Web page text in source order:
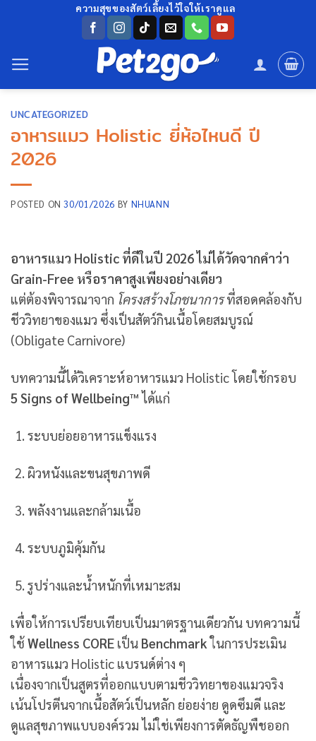
เนื้อหา
ความสุขของสัตว์เลี้ยงไว้ใจให้เราดูแล
UNCATEGORIZED
อาหารแมว Holistic ยี่ห้อไหนดี ปี
2026
POSTED ON30/01/2026 BY NHUANN
อาหารแมว Holistic ที่ดีในปี 2026 ไม่ได้วัดจากคำว่า
Grain-Free หรือราคาสูงเพียงอย่างเดียว
แต่ต้องพิจารณาจาก โครงสร้างโภชนาการที่สอดคล้องกับ
ชีววิทยาของแมว ซึ่งเป็นสัตว์กินเนื้อโดยสมบูรณ์
(Obligate Carnivore)
บทความนี้ได้วิเคราะห์อาหารแมว Holistic โดยใช้กรอบ
5 Signs of Wellbeing™ได้แก่
ระบบย่อยอาหารแข็งแรง
ผิวหนังและขนสุขภาพดี
พลังงานและกล้ามเนื้อ
ระบบภูมิคุ้มกัน
รูปร่างและน้ำหนักที่เหมาะสม
เพื่อให้การเปรียบเทียบเป็นมาตรฐานเดียวกัน บทความนี้
ใช้Wellness CORE เป็น Benchmarkในการประเมิน
อาหารแมว Holistic แบรนด์ต่าง ๆ
เนื่องจากเป็นสูตรที่ออกแบบตามชีววิทยาของแมวจริง
เน้นโปรตีนจากเนื้อสัตว์เป็นหลัก ย่อยง่าย ดูดซึมดี และ
ดูแลสุขภาพแบบองค์รวม ไม่ใช่เพียงการตัดธัญพืชออก